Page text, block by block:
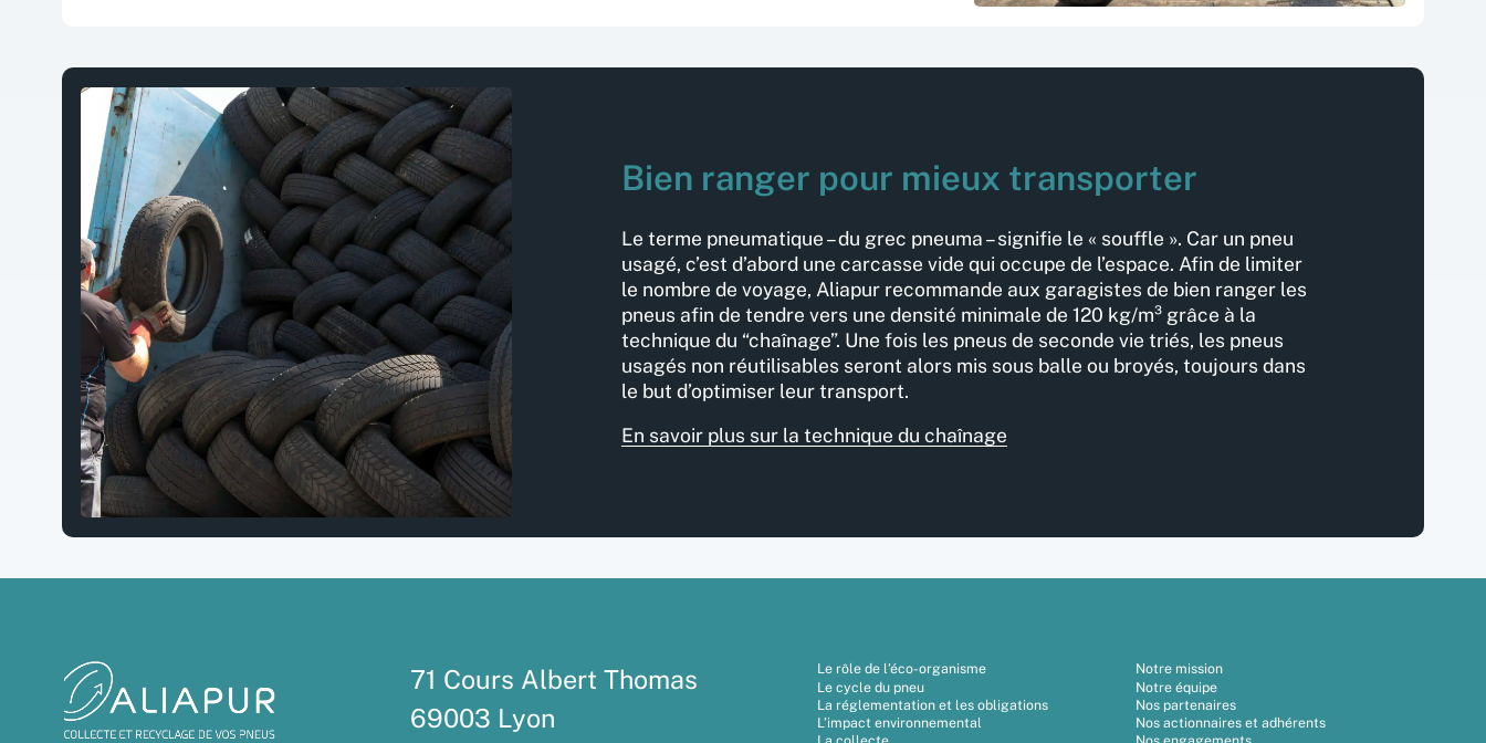
Bien ranger pour mieux transporter
Le terme pneumatique – du grec pneuma – signifie le « souffle ». Car un pneu
usagé, c’est d’abord une carcasse vide qui occupe de l’espace. Afin de limiter
le nombre de voyage, Aliapur recommande aux garagistes de bien ranger les
pneus afin de tendre vers une densité minimale de 120 kg/m³ grâce à la
technique du “chaînage”. Une fois les pneus de seconde vie triés, les pneus
usagés non réutilisables seront alors mis sous balle ou broyés, toujours dans
le but d’optimiser leur transport.
En savoir plus sur la technique du chaînage
71 Cours Albert Thomas
69003 Lyon
Le rôle de l’éco-organisme
Le cycle du pneu
La réglementation et les obligations
L’impact environnemental
Notre mission
Notre équipe
Nos partenaires
Nos actionnaires et adhérents